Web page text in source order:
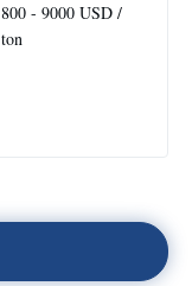
800 - 9000 USD /
ton